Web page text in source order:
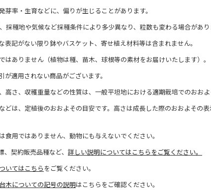
芽率・生育などに、偏りが生じることがあります。
採種地や気候など採種条件により多少異なり、粒数も変わる場合があり
表記がない限り鉢やバスケット、寄せ植え材料等は含まれません。
はありません（植物は種、苗木、球根等の素材をお届けいたします）。
適用されない商品がございます。
さ、収穫重量などの性質は、一般平坦地における適期栽培でのおおよ
どは、定植後のおおよその目安です。高さは成長した際のおおよその
食用ではありません、動物にも与えないでください。
契約販売品種など、 詳しい説明についてはこちらをご覧ください。
いてはこちら をご覧ください。
木についての記号の説明はこちらをご確認ください。